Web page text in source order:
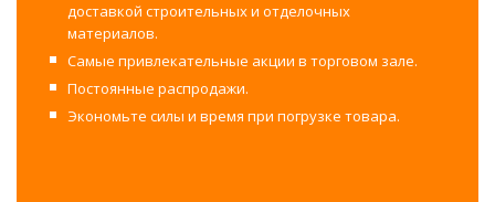
доставкой строительных и отделочных
материалов.
Самые привлекательные акции в торговом зале.
Постоянные распродажи.
Экономьте силы и время при погрузке товара.